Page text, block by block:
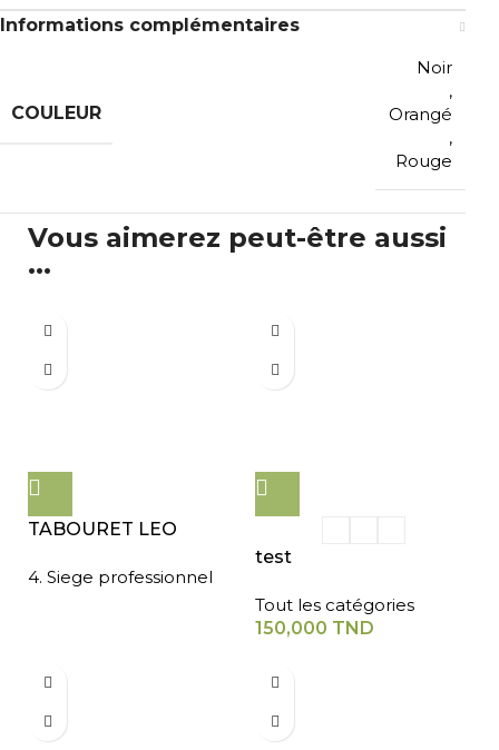
Informations complémentaires
COULEUR
Noir
,
Orangé
,
Rouge
Vous aimerez peut-être aussi
...
TABOURET LEO
4. Siege professionnel
test
Tout les catégories
150,000 TND